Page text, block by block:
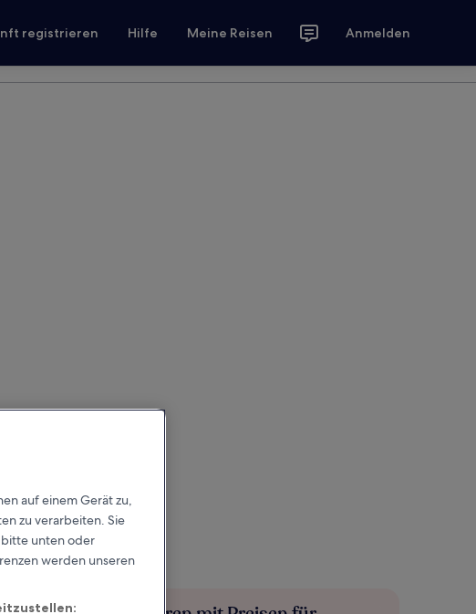
registrieren Hilfe Meine Reisen Anmelden
auf einem Gerät zu,
zu verarbeiten. Sie
bitte unten oder
werden unseren